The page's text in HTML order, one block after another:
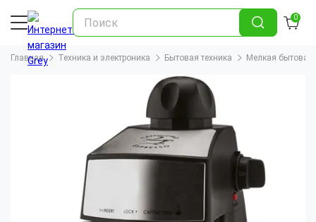
0
Главная Техника и электроника Бытовая техника Мелкая бытовая